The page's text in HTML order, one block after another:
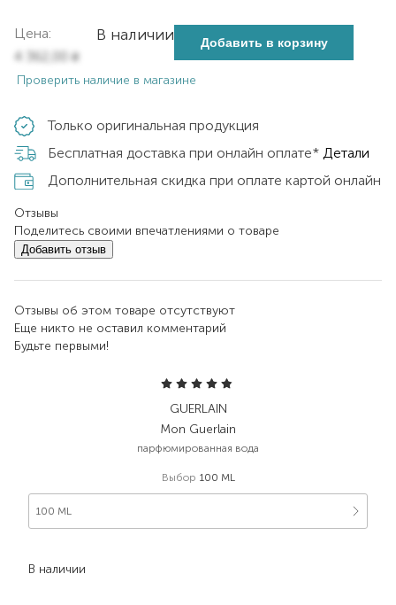
Цена:
4 362,00₴
В наличии Добавить в корзину
Проверить наличие в магазине
Только оригинальная продукция
Бесплатная доставка при онлайн оплате* Детали
Дополнительная скидка при оплате картой онлайн
Отзывы
Поделитесь своими впечатлениями о товаре
Добавить отзыв
Отзывы об этом товаре отсутствуют
Еще никто не оставил комментарий
Будьте первыми!
GUERLAIN
Mon Guerlain
парфюмированная вода
Выбор 100 ML
100 ML
В наличии